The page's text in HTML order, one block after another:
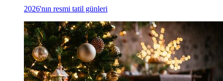
2026'nın resmi tatil günleri